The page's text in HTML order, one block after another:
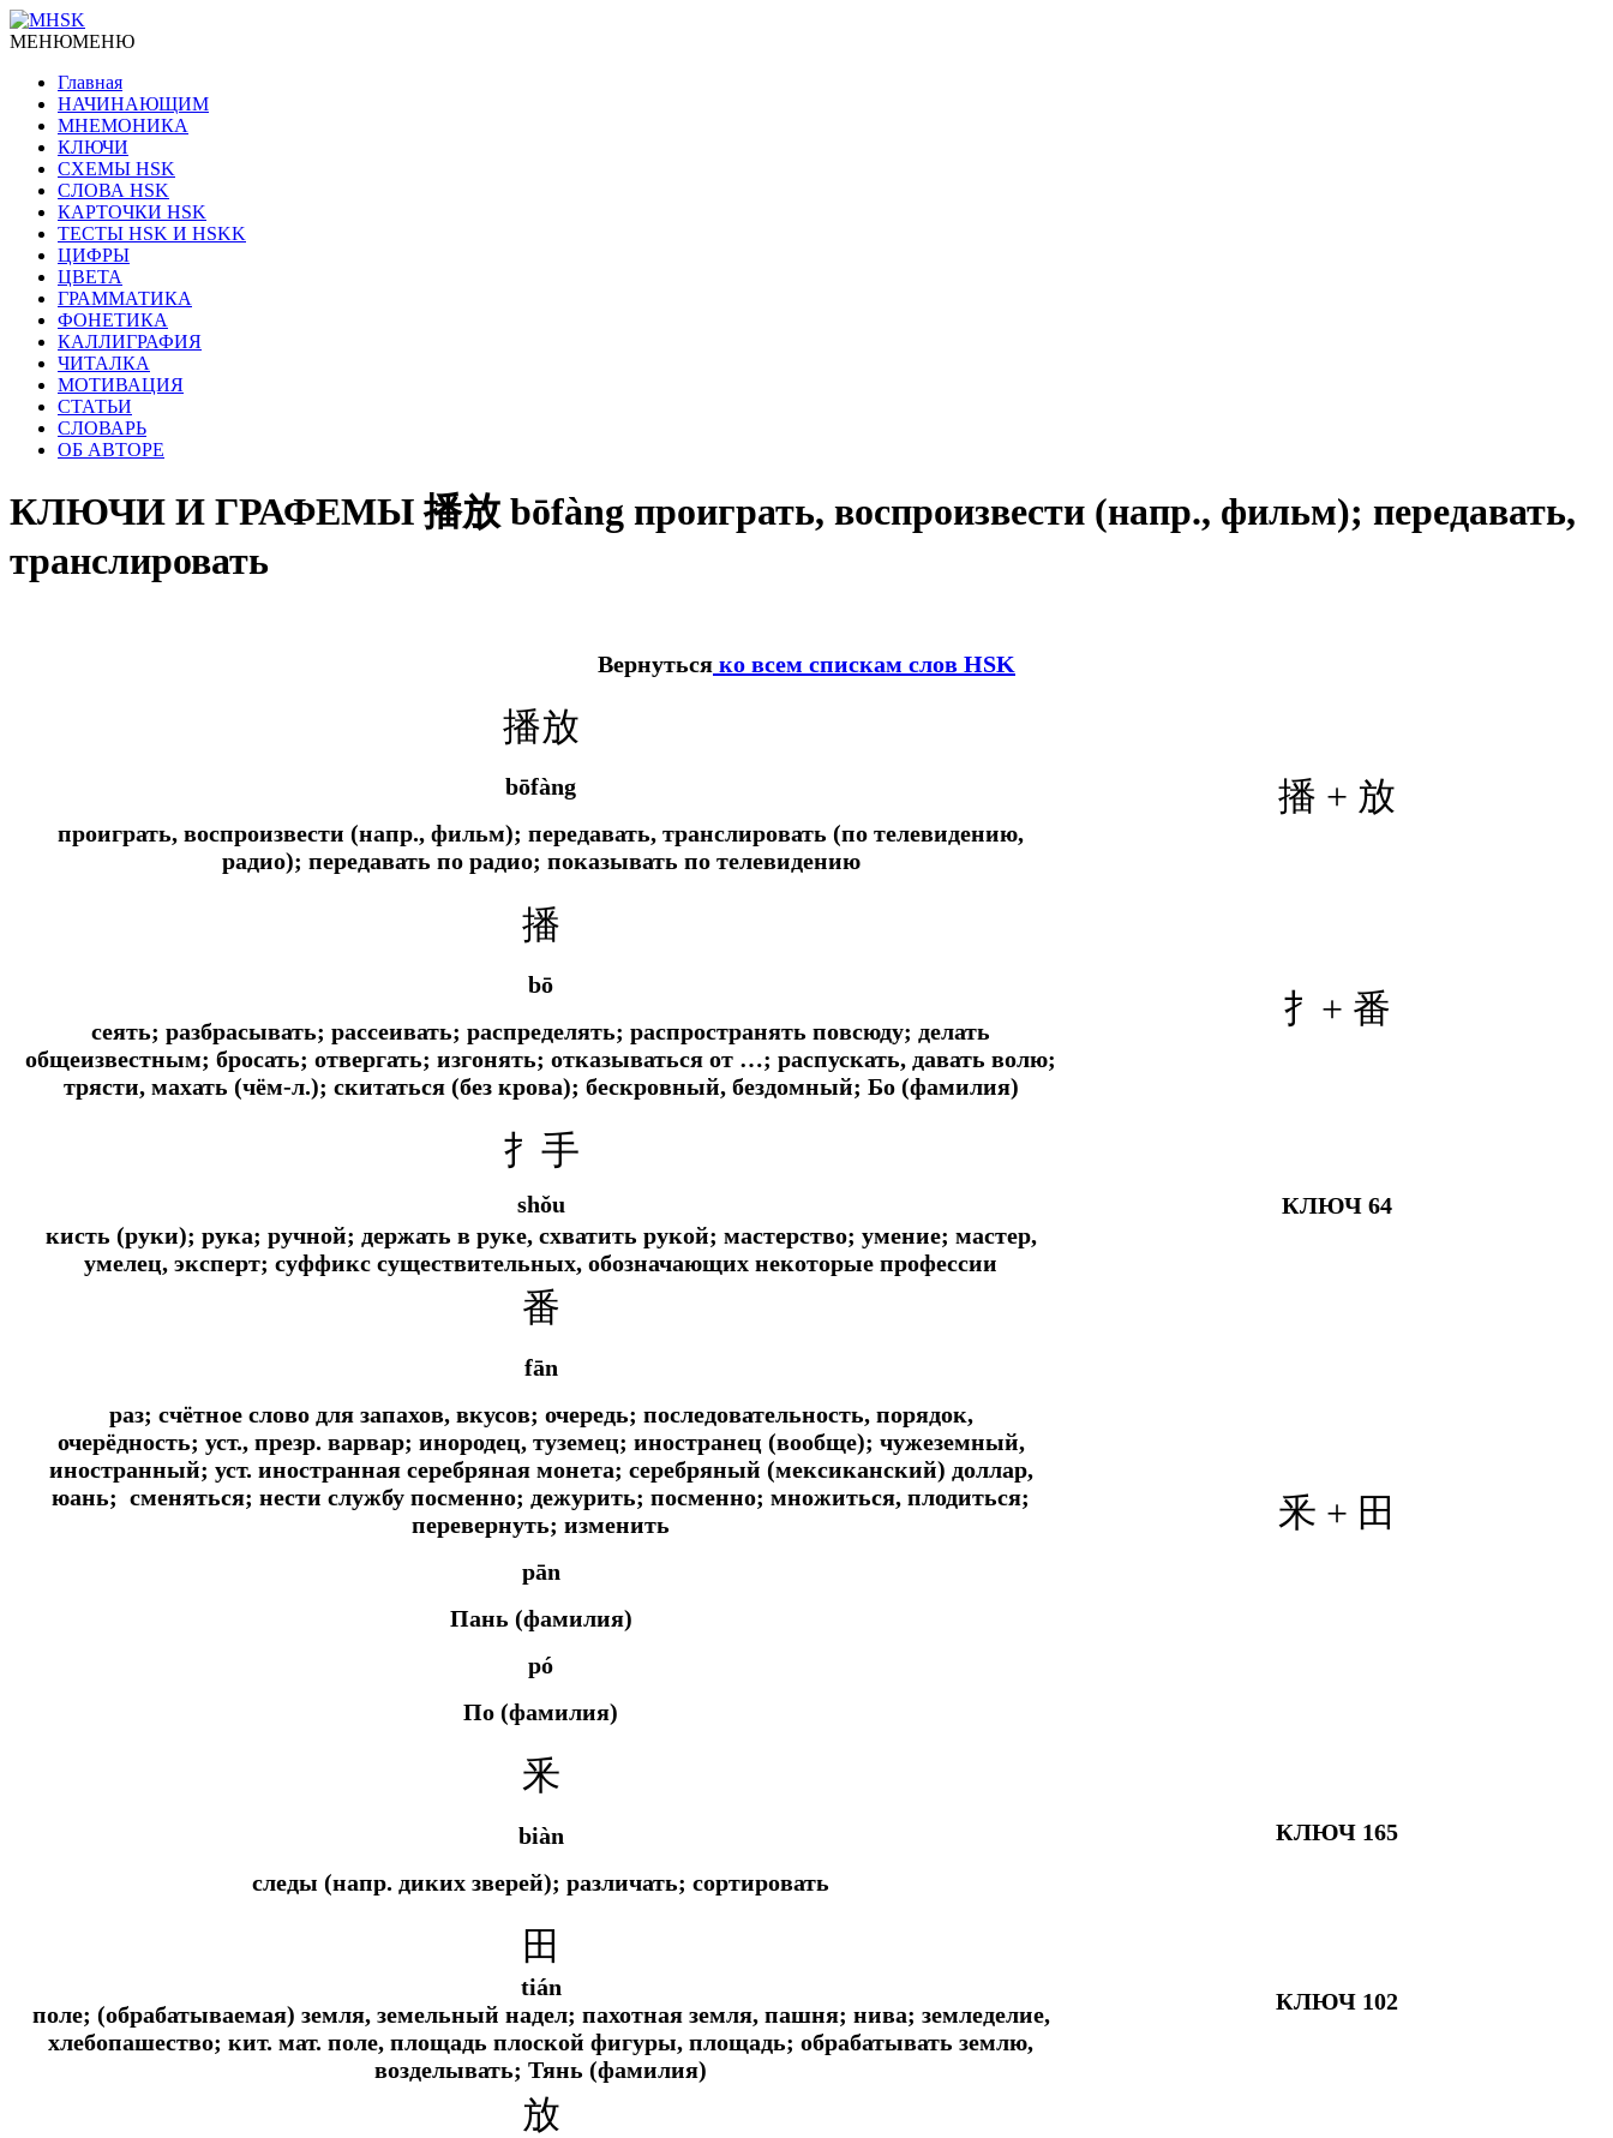
МЕНЮМЕНЮ
Главная
НАЧИНАЮЩИМ
МНЕМОНИКА
КЛЮЧИ
СХЕМЫ HSK
СЛОВА HSK
КАРТОЧКИ HSK
ТЕСТЫ HSK И HSKK
ЦИФРЫ
ЦВЕТА
ГРАММАТИКА
ФОНЕТИКА
КАЛЛИГРАФИЯ
ЧИТАЛКА
МОТИВАЦИЯ
СТАТЬИ
СЛОВАРЬ
ОБ АВТОРЕ
КЛЮЧИ И ГРАФЕМЫ 播放 bōfàng проиграть, воспроизвести (напр., фильм); передавать,
транслировать
Вернуться ко всем спискам слов HSK
播放
bōfàng
проиграть, воспроизвести (напр., фильм); передавать, транслировать (по телевидению,
радио); передавать по радио; показывать по телевидению
播 + 放
播
bō
сеять; разбрасывать; рассеивать; распределять; распространять повсюду; делать
общеизвестным; бросать; отвергать; изгонять; отказываться от …; распускать, давать волю;
трясти, махать (чём-л.); скитаться (без крова); бескровный, бездомный; Бо (фамилия)
扌+ 番
扌手
shǒu
кисть (руки); рука; ручной; держать в руке, схватить рукой; мастерство; умение; мастер,
умелец, эксперт; суффикс существительных, обозначающих некоторые профессии
КЛЮЧ 64
番
fān
раз; счётное слово для запахов, вкусов; очередь; последовательность, порядок,
очерёдность; уст.,презр. варвар; инородец, туземец; иностранец (вообще); чужеземный,
иностранный; уст. иностранная серебряная монета; серебряный (мексиканский) доллар,
юань; сменяться; нести службу посменно; дежурить; посменно; множиться, плодиться;
перевернуть; изменить
pān
Пань (фамилия)
pó
По (фамилия)
釆 + 田
釆
biàn
следы (напр. диких зверей); различать; сортировать
КЛЮЧ 165
田
tián
поле; (обрабатываемая) земля, земельный надел; пахотная земля, пашня; нива; земледелие,
хлебопашество; кит. мат. поле, площадь плоской фигуры, площадь; обрабатывать землю,
возделывать; Тянь (фамилия)
КЛЮЧ 102
放